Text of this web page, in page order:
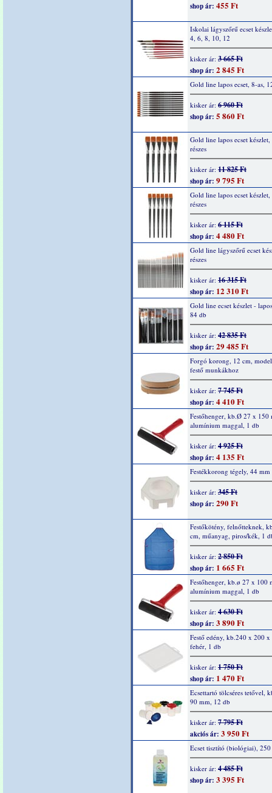
shop ár: 455 Ft
Iskolai lágyszőrű ecset
4, 6, 8, 10, 12
kisker ár: 3 665 Ft
shop ár: 2 845 Ft
Gold line lapos ecset, 8-as,
kisker ár: 6 960 Ft
shop ár: 5 860 Ft
Gold line lapos ecset
részes
kisker ár: 11 825 Ft
shop ár: 9 795 Ft
Gold line lapos ecset
részes
kisker ár: 6 115 Ft
shop ár: 4 480 Ft
Gold line lágyszőrű ecset
részes
kisker ár: 16 315 Ft
shop ár: 12 310 Ft
Gold line ecset készlet -
84 db
kisker ár: 42 835 Ft
shop ár: 29 485 Ft
Forgó korong, 12 cm,
festő munkákhoz
kisker ár: 7 745 Ft
shop ár: 4 410 Ft
Festőhenger, kb.Ø 27 x 150
alumínium maggal, 1 db
kisker ár: 4 925 Ft
shop ár: 4 135 Ft
Festékkorong tégely, 44 mm
kisker ár: 345 Ft
shop ár: 290 Ft
Festőkötény, felnőtteknek,
cm, műanyag, piros/kék, 1
kisker ár: 2 850 Ft
shop ár: 1 665 Ft
Festőhenger, kb.ø 27 x 100
alumínium maggal, 1 db
kisker ár: 4 630 Ft
shop ár: 3 890 Ft
Festő edény, kb.240 x 200
fehér, 1 db
kisker ár: 1 750 Ft
shop ár: 1 470 Ft
Ecsettartó tölcséres tetővel,
90 mm, 12 db
kisker ár: 7 795 Ft
akciós ár: 3 950 Ft
Ecset tisztító (biológiai),
kisker ár: 4 485 Ft
shop ár: 3 395 Ft